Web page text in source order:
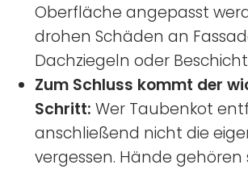
Oberfläche angepasst
drohen Schäden an
Dachziegeln oder
Zum Schluss kommt der
Schritt: Wer Taubenkot
anschließend nicht die
vergessen. Hände